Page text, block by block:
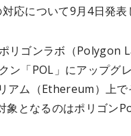
応について9月4日発表
リゴンラボ（Polygon
ン「POL」にアップグ
アム（Ethereum）上で
象となるのはポリゴン